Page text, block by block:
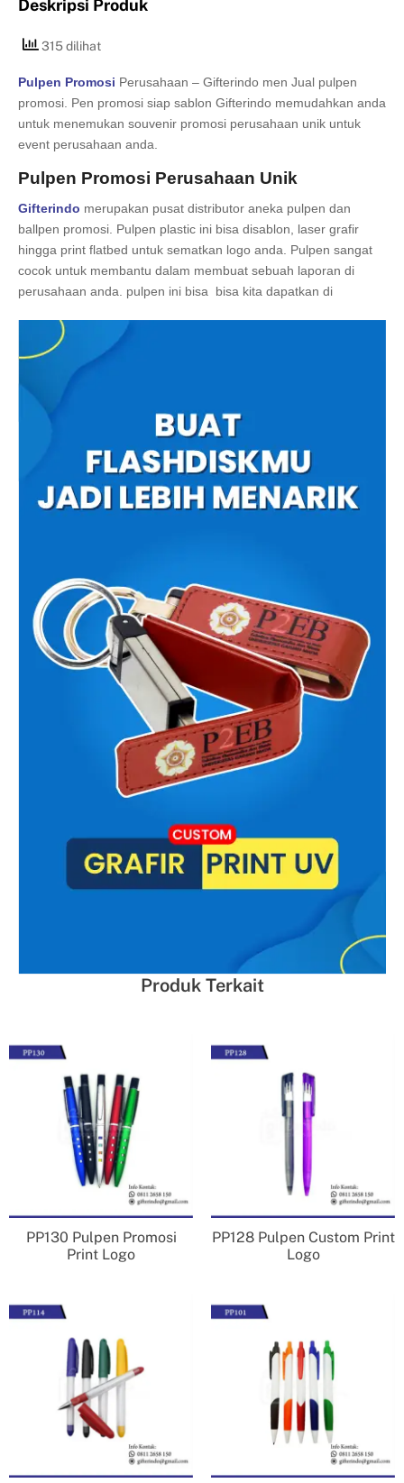
Deskripsi Produk
315 dilihat
Pulpen Promosi Perusahaan – Gifterindo men Jual pulpen
promosi. Pen promosi siap sablon Gifterindo memudahkan anda
untuk menemukan souvenir promosi perusahaan unik untuk
event perusahaan anda.
Pulpen Promosi Perusahaan Unik
Gifterindo merupakan pusat distributor aneka pulpen dan
ballpen promosi. Pulpen plastic ini bisa disablon, laser grafir
hingga print flatbed untuk sematkan logo anda. Pulpen sangat
cocok untuk membantu dalam membuat sebuah laporan di
perusahaan anda. pulpen ini bisa bisa kita dapatkan di
Dapatkan juga harga souvenir perusahaan promo lainnya
dengan harga yang terjangkau seperti pen souvenir, flashdisk,
powerbank dan lain sebagainya
Produk Terkait
PP130 Pulpen Promosi
Print Logo
PP128 Pulpen Custom Print
Logo